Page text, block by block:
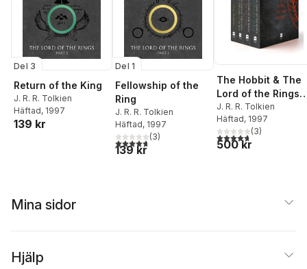
Del 3
Return of the King
J. R. R. Tolkien
Häftad, 1997
139 kr
Del 1
Fellowship of the
Ring
J. R. R. Tolkien
Häftad, 1997
4,7utav 5 stjärnor. Totalt antal röster:
(3)
139 kr
The Hobbit & The
Lord of the Rings
Boxed Set
J. R. R. Tolkien
Häftad, 1997
4,7utav 5 stjärnor.
(3)
500 kr
Mina sidor
Hjälp